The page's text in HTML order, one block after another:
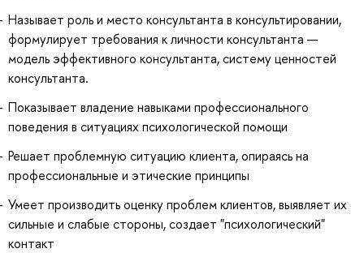
Называет роль и место консультанта в консультировании,
формулирует требования к личности консультанта —
модель эффективного консультанта, систему ценностей
консультанта.
Показывает владение навыками профессионального
поведения в ситуациях психологической помощи
Решает проблемную ситуацию клиента, опираясь на
профессиональные и этические принципы
Умеет производить оценку проблем клиентов, выявляет их
сильные и слабые стороны, создает "психологический"
контакт